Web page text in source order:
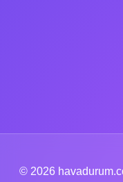
© 2026